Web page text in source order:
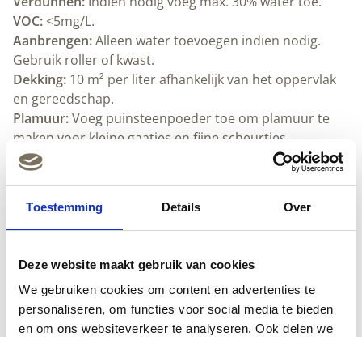
Toestemming Details Over
Deze website maakt gebruik van cookies
We gebruiken cookies om content en advertenties te
personaliseren, om functies voor social media te bieden
en om ons websiteverkeer te analyseren. Ook delen we
VOC: <5mg/L.
Aanbrengen:Alleen water toevoegen indien nodig.
Gebruik roller of kwast.
Dekking: 10 m² per liter afhankelijk van het oppervlak
en gereedschap.
Plamuur:Voeg puinsteenpoeder toe om plamuur te
maken voor kleine gaatjes en fijne scheurtjes.
Schoonmaken:
en water.
Droogtijd:
Ongeveer 24 uur bij kamertemperatuur.
Kleurcode:NCS 3005-G80Y
Downloads
Gebruiksaanwijzing Allbäck Linus muurverf (pdf)